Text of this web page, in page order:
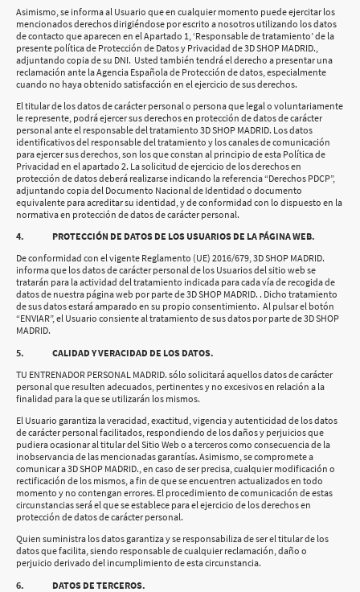
Asimismo, se informa al Usuario que en cualquier momento puede ejercitar los
mencionados derechos dirigiéndose por escrito a nosotros utilizando los datos
de contacto que aparecen en el Apartado 1, ‘Responsable de tratamiento’ de la
presente política de Protección de Datos y Privacidad de 3D SHOP MADRID.,
adjuntando copia de su DNI. Usted también tendrá el derecho a presentar una
reclamación ante la Agencia Española de Protección de datos, especialmente
cuando no haya obtenido satisfacción en el ejercicio de sus derechos.
El titular de los datos de carácter personal o persona que legal o voluntariamente
le represente, podrá ejercer sus derechos en protección de datos de carácter
personal ante el responsable del tratamiento 3D SHOP MADRID. Los datos
identificativos del responsable del tratamiento y los canales de comunicación
para ejercer sus derechos, son los que constan al principio de esta Política de
Privacidad en el apartado 2. La solicitud de ejercicio de los derechos en
protección de datos deberá realizarse indicando la referencia “Derechos PDCP”,
adjuntando copia del Documento Nacional de Identidad o documento
equivalente para acreditar su identidad, y de conformidad con lo dispuesto en la
normativa en protección de datos de carácter personal.
4. PROTECCIÓN DE DATOS DE LOS USUARIOS DE LA PÁGINA WEB.
De conformidad con el vigente Reglamento (UE) 2016/679, 3D SHOP MADRID.
informa que los datos de carácter personal de los Usuarios del sitio web se
tratarán para la actividad del tratamiento indicada para cada vía de recogida de
datos de nuestra página web por parte de 3D SHOP MADRID. . Dicho tratamiento
de sus datos estará amparado en su propio consentimiento. Al pulsar el botón
“ENVIAR”, el Usuario consiente al tratamiento de sus datos por parte de 3D SHOP
MADRID.
5. CALIDAD Y VERACIDAD DE LOS DATOS.
TU ENTRENADOR PERSONAL MADRID. sólo solicitará aquellos datos de carácter
personal que resulten adecuados, pertinentes y no excesivos en relación a la
finalidad para la que se utilizarán los mismos.
El Usuario garantiza la veracidad, exactitud, vigencia y autenticidad de los datos
de carácter personal facilitados, respondiendo de los daños y perjuicios que
pudiera ocasionar al titular del Sitio Web o a terceros como consecuencia de la
inobservancia de las mencionadas garantías. Asimismo, se compromete a
comunicar a 3D SHOP MADRID., en caso de ser precisa, cualquier modificación o
rectificación de los mismos, a fin de que se encuentren actualizados en todo
momento y no contengan errores. El procedimiento de comunicación de estas
circunstancias será el que se establece para el ejercicio de los derechos en
protección de datos de carácter personal.
Quien suministra los datos garantiza y se responsabiliza de ser el titular de los
datos que facilita, siendo responsable de cualquier reclamación, daño o
perjuicio derivado del incumplimiento de esta circunstancia.
6. DATOS DE TERCEROS.